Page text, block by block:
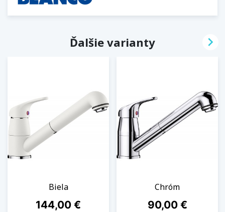
Ďalšie varianty
Biela
Cena
144,00 €
Chróm
Cena
90,00 €
